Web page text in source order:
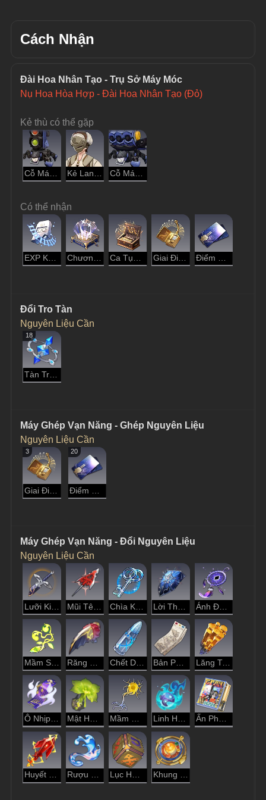
Cách Nhận
Đài Hoa Nhân Tạo - Trụ Sở Máy Móc
Nụ Hoa Hòa Hợp - Đài Hoa Nhân Tạo (Đỏ)
Kẻ thù có thể gặp
Có thể nhận
EXP Khai Phá Giai Điệu Hài Hòa
Đổi Tro Tàn
Nguyên Liệu Cần
18
Tàn Tro Chưa Tắt
Máy Ghép Vạn Năng - Ghép Nguyên Liệu
Nguyên Liệu Cần
3
Giai Điệu Hài Hòa
20
Máy Ghép Vạn Năng - Đổi Nguyên Liệu
Nguyên Liệu Cần
Lưỡi Kiếm Vô Hồn Ánh Đen Hư Không
Mầm Sống Bản Phác Thảo Nét Động Lăng Tinh Sao Băng
Ô Nhịp Thiên Không Mật Hoa Sinh Trưởng Mầm Cây Mana Linh Hồn Tinh Hỏa Ấn Phẩm Kỷ Niệm Series "Tàu Bông"
Huyết Phách Chiến Hồn Rượu Phagousa Lục Hợp, Chiếu Vua Bắt Xe Khung Tinh Hệ